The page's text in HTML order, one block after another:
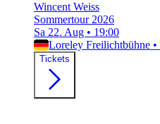
Wincent Weiss
Sommertour 2026
Sa 22. Aug • 19:00
Loreley Freilichtbühne •
Tickets